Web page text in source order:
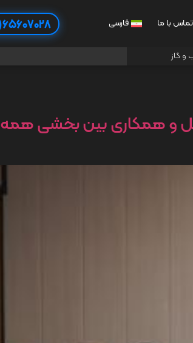
تماس با ما فارسی 65607028(021)
و گاز
و همکاری بین بخشی همه